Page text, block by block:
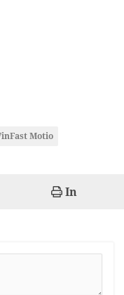
Motio
In